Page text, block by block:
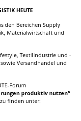
HEUTE
den Bereichen Supply
Materialwirtschaft und
Textilindustrie und -
Versandhandel und
Forum
produktiv nutzen“
finden unter: